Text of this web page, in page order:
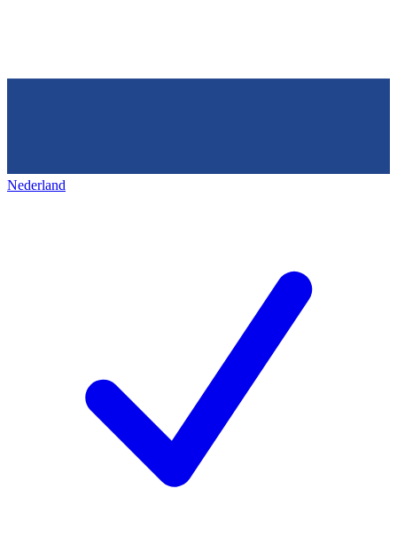
Nederland